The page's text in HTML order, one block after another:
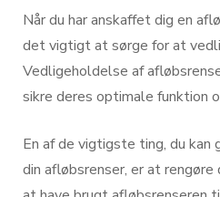
Når du har anskaffet dig en
det vigtigt at sørge for at
Vedligeholdelse af
sikre deres optimale funktion
En af de vigtigste ting, du
din afløbsrenser, er at